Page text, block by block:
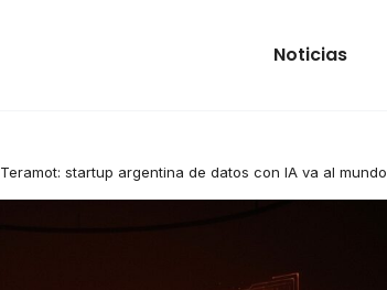
Noticias
Teramot: startup argentina de datos con IA va al mundo